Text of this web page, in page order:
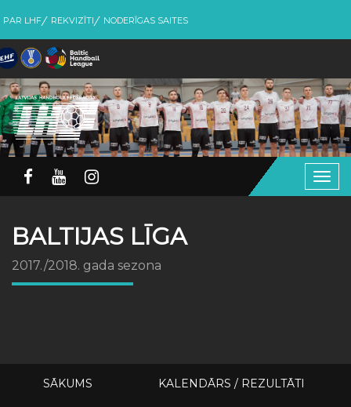
PAR LHF REKVIZĪTI NODERĪGAS SAITES
BALTIJAS LĪGA
2017./2018. gada sezona
SĀKUMS KALENDĀRS / REZULTĀTI